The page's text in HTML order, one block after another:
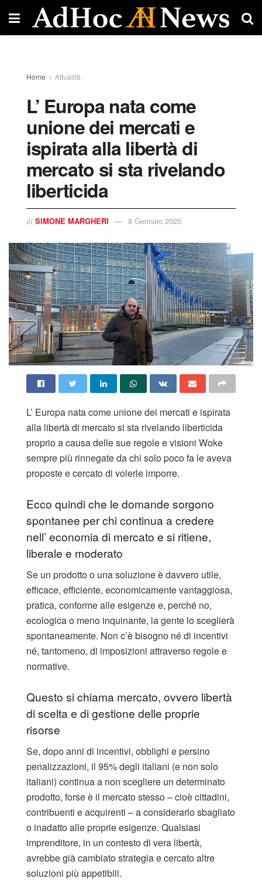
Home Attualità
L’ Europa nata come
unione dei mercati e
ispirata alla libertà di
mercato si sta rivelando
liberticida
di SIMONE MARGHERI 8 Gennaio 2025
L’ Europa nata come unione dei mercati e ispirata
alla libertà di mercato si sta rivelando liberticida
proprio a causa delle sue regole e visioni Woke
sempre più rinnegate da chi solo poco fa le aveva
proposte e cercato di volerle imporre.
Ecco quindi che le domande sorgono
spontanee per chi continua a credere
nell’ economia di mercato e si ritiene,
liberale e moderato
Se un prodotto o una soluzione è davvero utile,
efficace, efficiente, economicamente vantaggiosa,
pratica, conforme alle esigenze e, perché no,
ecologica o meno inquinante, la gente lo sceglierà
spontaneamente. Non c’è bisogno né di incentivi
né, tantomeno, di imposizioni attraverso regole e
normative.
Questo si chiama mercato, ovvero libertà
di scelta e di gestione delle proprie
risorse
Se, dopo anni di incentivi, obblighi e persino
penalizzazioni, il 95% degli italiani (e non solo
italiani) continua a non scegliere un determinato
prodotto, forse è il mercato stesso – cioè cittadini,
contribuenti e acquirenti – a considerarlo sbagliato
o inadatto alle proprie esigenze. Qualsiasi
imprenditore, in un contesto di vera libertà,
avrebbe già cambiato strategia e cercato altre
soluzioni più appetibili.